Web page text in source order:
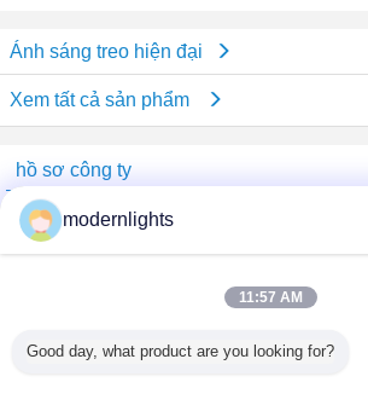
Ánh sáng treo hiện đại
Xem tất cả sản phẩm
hồ sơ công ty
China Lighting Online Marketplace
Nhà cung cấp xác nhận
Verified Suplier
modernlights
11:57 AM
Good day, what product are you looking for?